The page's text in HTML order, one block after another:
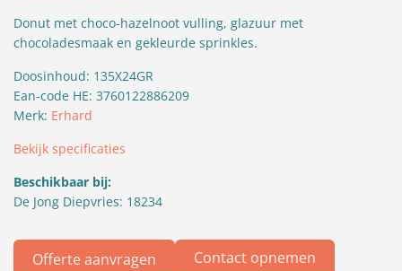
Donut met choco-hazelnoot vulling, glazuur met
chocoladesmaak en gekleurde sprinkles.
Doosinhoud: 135X24GR
Ean-code HE: 3760122886209
Merk: Erhard
Bekijk specificaties
Beschikbaar bij:
De Jong Diepvries: 18234
Offerte aanvragen Contact opnemen